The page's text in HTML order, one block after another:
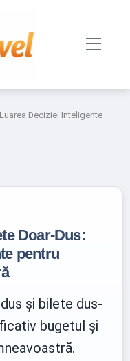
Deciziei Inteligente
Doar-Dus:
pentru
și bilete dus-
bugetul și